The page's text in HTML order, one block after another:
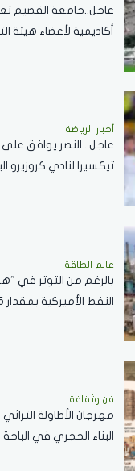
أكاديمية لأعضاء هيئة
أخبار الرياضة
عاجل.. النصر يوافق على
تيكسيرا لنادي كروزيرو
عالم الطاقة
بالرغم من التوتر في
النفط الأميركية بمقدار 2.5 مليون برميل
فن وثقافة
مهرجان الأطاولة
البناء الحجري في الباحة